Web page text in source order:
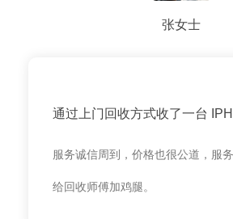
张女士
通过上门回收方式收了一台
服务诚信周到，价格也很公道，服务
给回收师傅加鸡腿。